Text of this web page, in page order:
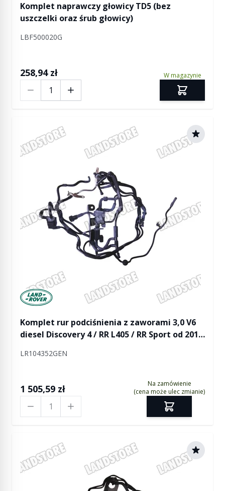
Komplet naprawczy głowicy TD5 (bez
uszczelki oraz śrub głowicy)
LBF500020G
258,94 zł W magazynie
Manufactured by Land rover
Komplet rur podciśnienia z zaworami 3,0 V6
diesel Discovery 4 / RR L405 / RR Sport od 2010
LR104352GEN
1 505,59 zł
Na zamówienie
(cena może ulec zmianie)